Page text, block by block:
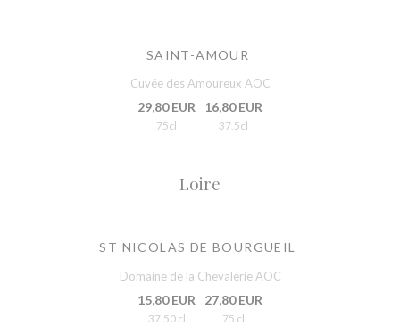
SAINT-AMOUR
Cuvée des Amoureux AOC
29,80 EUR
75cl
16,80 EUR
37,5cl
Loire
ST NICOLAS DE BOURGUEIL
Domaine de la Chevalerie AOC
15,80 EUR
37.50 cl
27,80 EUR
75 cl